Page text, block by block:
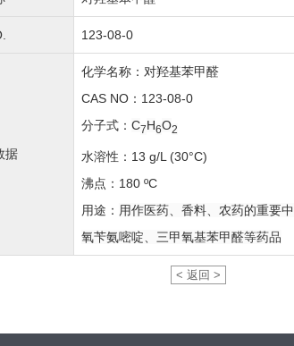
123-08-0
据
化学名称：对羟基苯甲醛
CAS NO：123-08-0
分子式： C7H6O2
水溶性：13 g/L (30°C)
沸点：180 ºC
用途： 用作医药、香料、农药的重要中
氧苄氨嘧啶、三甲氧基苯甲醛等药品
< 返回 >